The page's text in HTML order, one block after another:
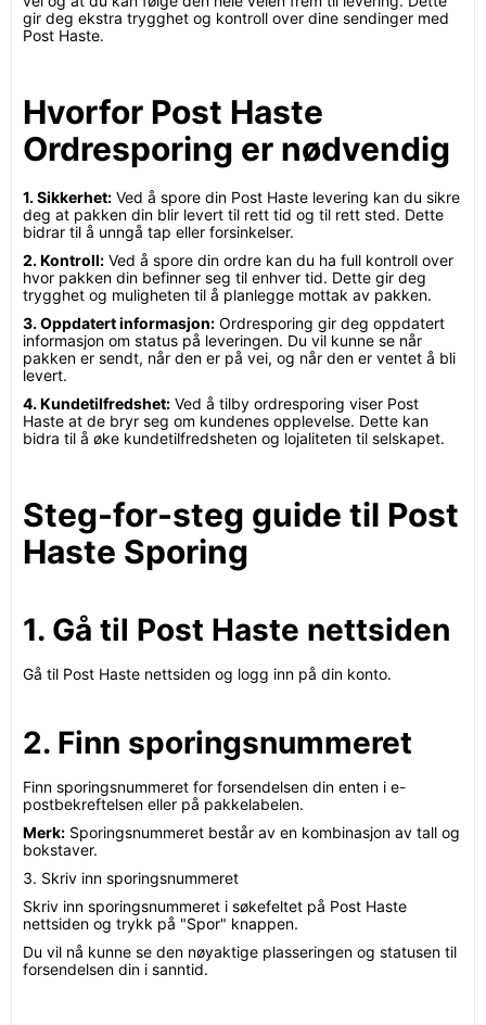
gir deg ekstra trygghet og kontroll over dine sendinger med
Post Haste.
Hvorfor Post Haste
Ordresporing er nødvendig
1. Sikkerhet: Ved å spore din Post Haste levering kan du sikre
deg at pakken din blir levert til rett tid og til rett sted. Dette
bidrar til å unngå tap eller forsinkelser.
2. Kontroll: Ved å spore din ordre kan du ha full kontroll over
hvor pakken din befinner seg til enhver tid. Dette gir deg
trygghet og muligheten til å planlegge mottak av pakken.
3. Oppdatert informasjon: Ordresporing gir deg oppdatert
informasjon om status på leveringen. Du vil kunne se når
pakken er sendt, når den er på vei, og når den er ventet å bli
levert.
4. Kundetilfredshet: Ved å tilby ordresporing viser Post
Haste at de bryr seg om kundenes opplevelse. Dette kan
bidra til å øke kundetilfredsheten og lojaliteten til selskapet.
Steg-for-steg guide til Post
Haste Sporing
1. Gå til Post Haste nettsiden
Gå til Post Haste nettsiden og logg inn på din konto.
2. Finn sporingsnummeret
Finn sporingsnummeret for forsendelsen din enten i e-
postbekreftelsen eller på pakkelabelen.
Merk: Sporingsnummeret består av en kombinasjon av tall og
bokstaver.
3. Skriv inn sporingsnummeret
Skriv inn sporingsnummeret i søkefeltet på Post Haste
nettsiden og trykk på "Spor" knappen.
Du vil nå kunne se den nøyaktige plasseringen og statusen til
forsendelsen din i sanntid.